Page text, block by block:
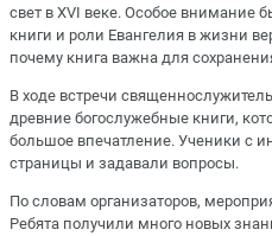
свет в XVI веке. Особое внимание
книги и роли Евангелия в жизни
почему книга важна для
В ходе встречи
древние богослужебные книги,
большое впечатление. Ученики с
страницы и задавали вопросы.
По словам организаторов,
Ребята получили много новых